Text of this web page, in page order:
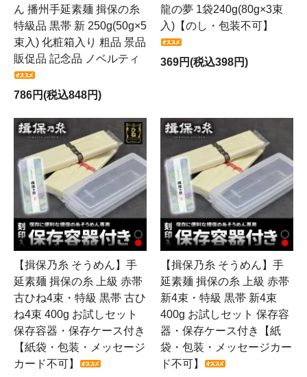
ん 播州手延素麺 揖保の糸
特級品 黒帯 新 250g(50g×5
束入) 化粧箱入り 粗品 景品
販促品 記念品 ノベルティ
786円(税込848円)
龍の夢 1袋240g(80g×3束
入)【のし・包装不可】
369円(税込398円)
【揖保乃糸 そうめん】手
延素麺 揖保の糸 上級 赤帯
古ひね4束・特級 黒帯 古ひ
ね4束 400g お試しセット
保存容器・保存ケース付き
【紙袋・包装・メッセージ
カード不可】
【揖保乃糸 そうめん】手
延素麺 揖保の糸 上級 赤帯
新4束・特級 黒帯 新4束
400g お試しセット 保存容
器・保存ケース付き【紙
袋・包装・メッセージカー
ド不可】